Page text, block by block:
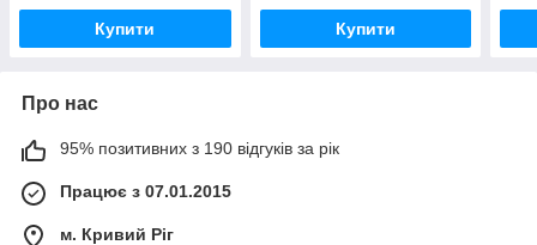
Купити Купити
Про нас
95% позитивних з 190 відгуків за рік
Працює з 07.01.2015
м. Кривий Ріг